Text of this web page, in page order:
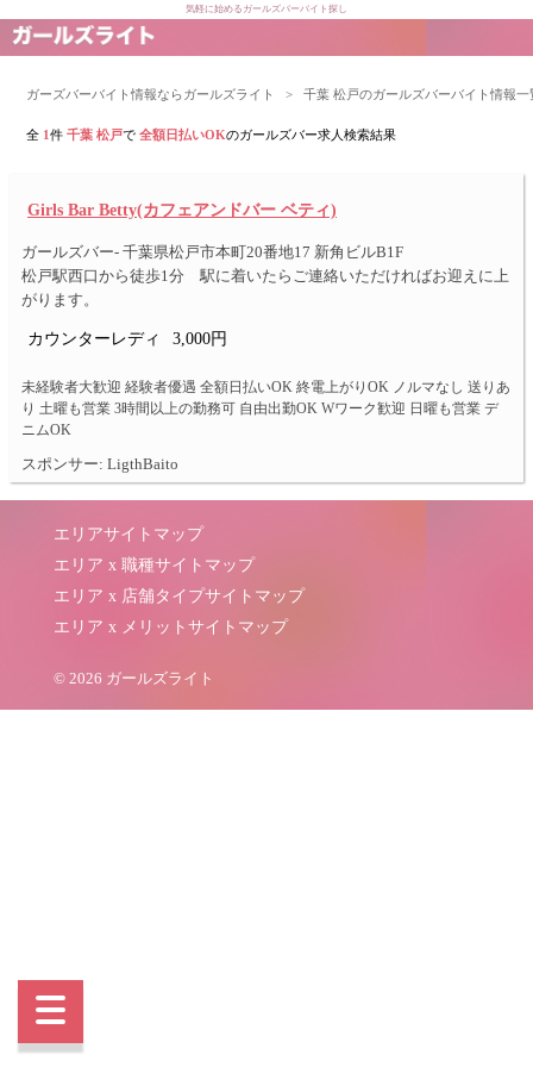
気軽に始めるガールズバーバイト探し
ガーズバーバイト情報ならガールズライト > 千葉 松戸のガールズバーバイト情報一
全 1件千葉 松戸で全額日払いOKのガールズバー求人検索結果
Girls Bar Betty(カフェアンドバー ベティ)
ガールズバー- 千葉県松戸市本町20番地17 新角ビルB1F
松戸駅西口から徒歩1分 駅に着いたらご連絡いただければお迎えに上
がります。
カウンターレディ 3,000円
未経験者大歓迎 経験者優遇 全額日払いOK 終電上がりOK ノルマなし 送りあ
り 土曜も営業 3時間以上の勤務可 自由出勤OK Wワーク歓迎 日曜も営業 デ
ニムOK
スポンサー: LigthBaito
エリアサイトマップ
エリア x 職種サイトマップ
エリア x 店舗タイプサイトマップ
エリア x メリットサイトマップ
© 2026 ガールズライト